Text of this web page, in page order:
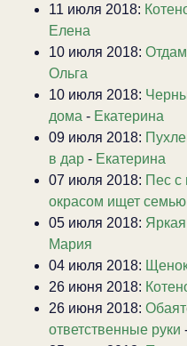
11 июля 2018:
Елена
10 июля 2018:
Ольга
10 июля 2018:
дома - Екатерина
09 июля 2018:
в дар - Екатерина
07 июля 2018: Пес с
окрасом ищет семью
05 июля 2018:
Мария
04 июля 2018:
26 июня 2018:
26 июня 2018:
ответственные руки